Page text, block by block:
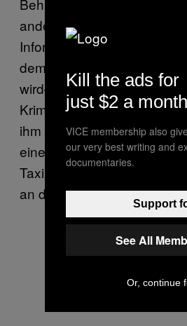
andere auf dem Telefon
Informationen untermauert.
dem Betroffenen gesagt,
wird—die Aufenthaltsorte
Kriminellen via GPS
ihm befohlen, nicht
einem Geldautomaten
Taxi zu einem Treffpunkt
an dem die Geldübergabe
Kill the ads for
just $2 a month
VICE membership also
our very best writing and
documentaries.
Support
See All
Or, continue